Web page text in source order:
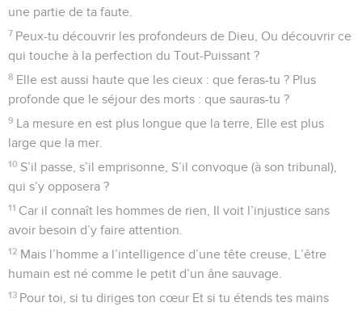
une partie de ta faute.
7 Peux-tu découvrir les profondeurs de Dieu, Ou découvrir ce
qui touche à la perfection du Tout-Puissant ?
8 Elle est aussi haute que les cieux : que feras-tu ? Plus
profonde que le séjour des morts : que sauras-tu ?
9 La mesure en est plus longue que la terre, Elle est plus
large que la mer.
10 S’il passe, s’il emprisonne, S’il convoque (à son tribunal),
qui s’y opposera ?
11 Car il connaît les hommes de rien, Il voit l’injustice sans
avoir besoin d’y faire attention.
12 Mais l’homme a l’intelligence d’une tête creuse, L’être
humain est né comme le petit d’un âne sauvage.
13 Pour toi, si tu diriges ton cœur Et si tu étends tes mains